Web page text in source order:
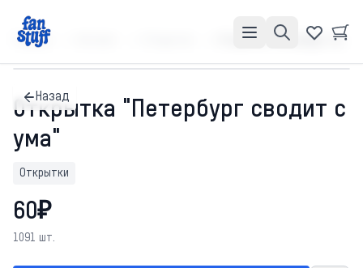
Главная Открытка "Петербург сводит с ума"
Назад
Открытка "Петербург сводит с
ума"
Открытки
60₽
1091 шт.